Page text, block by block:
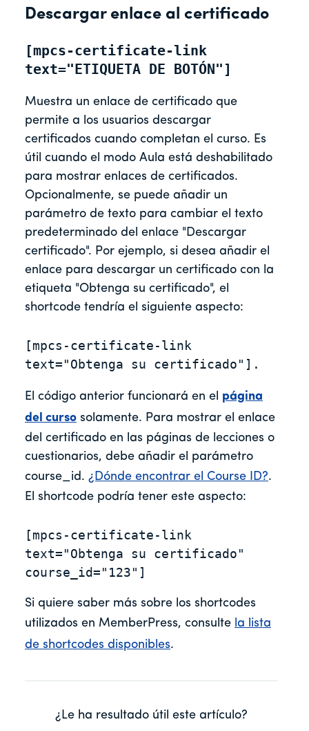
Descargar enlace al certificado
[mpcs-certificate-link
text="ETIQUETA DE BOTÓN"]
Muestra un enlace de certificado que
permite a los usuarios descargar
certificados cuando completan el curso. Es
útil cuando el modo Aula está deshabilitado
para mostrar enlaces de certificados.
Opcionalmente, se puede añadir un
parámetro de texto para cambiar el texto
predeterminado del enlace "Descargar
certificado". Por ejemplo, si desea añadir el
enlace para descargar un certificado con la
etiqueta "Obtenga su certificado", el
shortcode tendría el siguiente aspecto:
[mpcs-certificate-link
text="Obtenga su certificado"].
El código anterior funcionará en el página
del curso solamente. Para mostrar el enlace
del certificado en las páginas de lecciones o
cuestionarios, debe añadir el parámetro
course_id. ¿Dónde encontrar el Course ID?.
El shortcode podría tener este aspecto:
[mpcs-certificate-link
text="Obtenga su certificado"
course_id="123"]
Si quiere saber más sobre los shortcodes
utilizados en MemberPress, consulte la lista
de shortcodes disponibles.
¿Le ha resultado útil este artículo?